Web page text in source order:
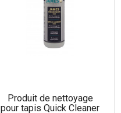
Produit de nettoyage
pour tapis Quick Cleaner